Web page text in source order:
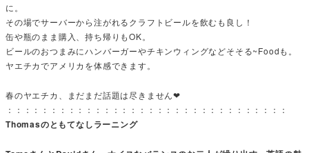
に。
その場でサーバーから注がれるクラフトビールを飲むも良し！
缶や瓶のまま購入、持ち帰りもOK。
ビールのおつまみにハンバーガーやチキンウィングなどそそる~Foodも。
ヤエチカでアメリカを体感できます。
春のヤエチカ、まだまだ話題は尽きません❤
：：：：：：：：：：：：：：：：：：：：：：：：：：：：：：：：
Thomasのともてなしラーニング